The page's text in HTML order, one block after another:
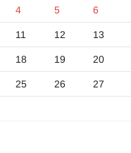
4 5 6
11 12 13
18 19 20
25 26 27